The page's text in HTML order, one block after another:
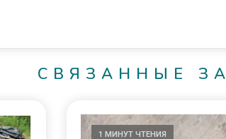
СВЯЗАННЫЕ
1 МИНУТ ЧТЕНИЯ